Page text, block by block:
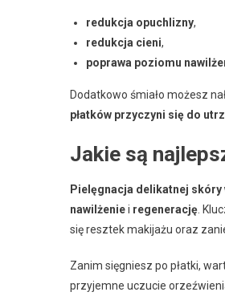
redukcja opuchlizny,
redukcja cieni,
poprawa poziomu
Dodatkowo śmiało możesz
płatków przyczyni się do
Jakie są
Pielęgnacja delikatnej skóry
nawilżeniei regenerację .
się resztek makijażu oraz
Zanim sięgniesz po płatki,
przyjemne uczucie